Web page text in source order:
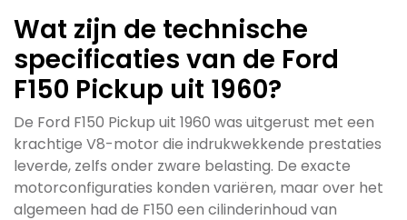
Wat zijn de technische
specificaties van de Ford
F150 Pickup uit 1960?
De Ford F150 Pickup uit 1960 was uitgerust met een
krachtige V8-motor die indrukwekkende prestaties
leverde, zelfs onder zware belasting. De exacte
motorconfiguraties konden variëren, maar over het
algemeen had de F150 een cilinderinhoud van